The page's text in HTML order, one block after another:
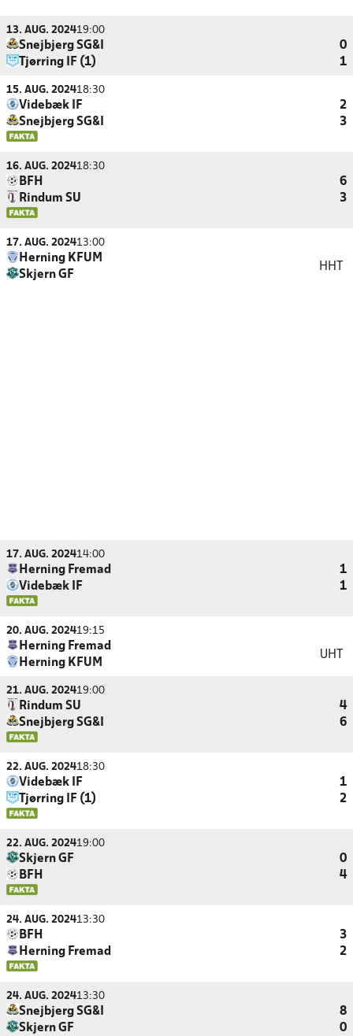
13. AUG. 202419:00
Snejbjerg SG&I
0
Tjørring IF (1)
1
15. AUG. 202418:30
Videbæk IF
2
Snejbjerg SG&I
3
16. AUG. 202418:30
BFH
6
Rindum SU
3
17. AUG. 202413:00
Herning KFUM
Skjern GF
HHT
17. AUG. 202414:00
Herning Fremad
1
Videbæk IF
1
20. AUG. 202419:15
Herning Fremad
Herning KFUM
UHT
21. AUG. 202419:00
Rindum SU
4
Snejbjerg SG&I
6
22. AUG. 202418:30
Videbæk IF
1
Tjørring IF (1)
2
22. AUG. 202419:00
Skjern GF
0
BFH
4
24. AUG. 202413:30
BFH
3
Herning Fremad
2
24. AUG. 202413:30
Snejbjerg SG&I
8
Skjern GF
0